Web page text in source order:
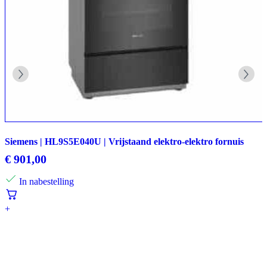
Siemens | HL9S5E040U | Vrijstaand elektro-elektro fornuis
€ 901,00
In nabestelling
+